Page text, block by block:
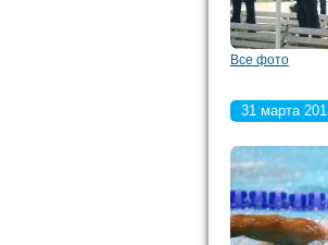
Все фото
31 марта